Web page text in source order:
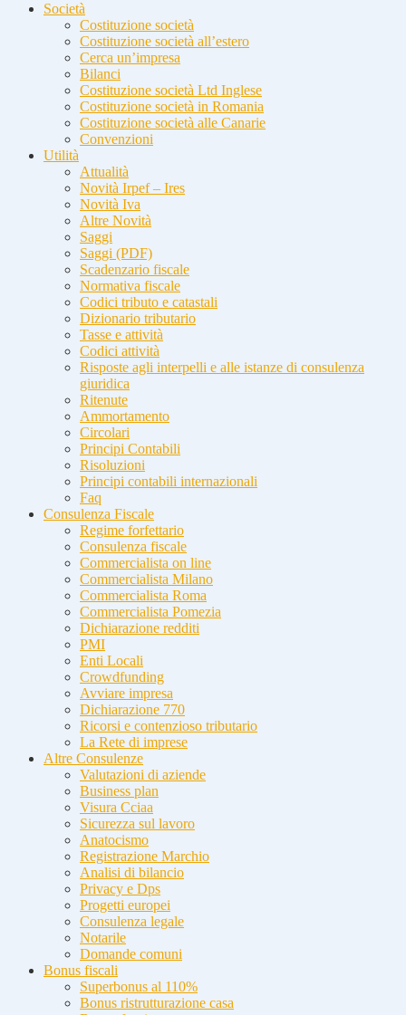
Società
Costituzione società
Costituzione società all’estero
Cerca un’impresa
Bilanci
Costituzione società Ltd Inglese
Costituzione società in Romania
Costituzione società alle Canarie
Convenzioni
Utilità
Attualità
Novità Irpef – Ires
Novità Iva
Altre Novità
Saggi
Saggi (PDF)
Scadenzario fiscale
Normativa fiscale
Codici tributo e catastali
Dizionario tributario
Tasse e attività
Codici attività
Risposte agli interpelli e alle istanze di consulenza
giuridica
Ritenute
Ammortamento
Circolari
Principi Contabili
Risoluzioni
Principi contabili internazionali
Faq
Consulenza Fiscale
Regime forfettario
Consulenza fiscale
Commercialista on line
Commercialista Milano
Commercialista Roma
Commercialista Pomezia
Dichiarazione redditi
PMI
Enti Locali
Crowdfunding
Avviare impresa
Dichiarazione 770
Ricorsi e contenzioso tributario
La Rete di imprese
Altre Consulenze
Valutazioni di aziende
Business plan
Visura Cciaa
Sicurezza sul lavoro
Anatocismo
Registrazione Marchio
Analisi di bilancio
Privacy e Dps
Progetti europei
Consulenza legale
Notarile
Domande comuni
Bonus fiscali
Superbonus al 110%
Bonus ristrutturazione casa